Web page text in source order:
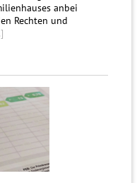
anbei
Rechten und